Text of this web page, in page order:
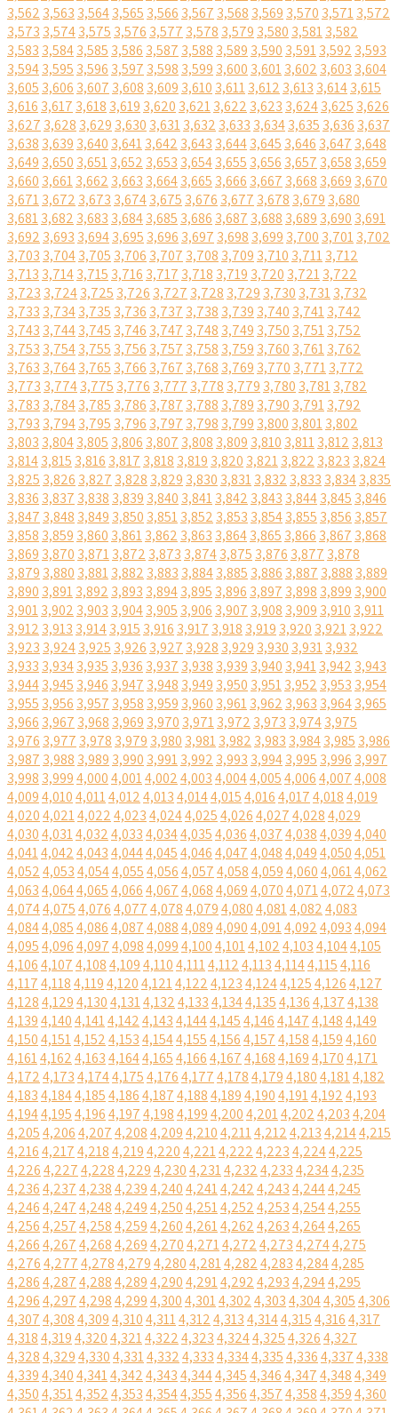
3,562 3,563 3,5643,565 3,566 3,567 3,568 3,569 3,570 3,5713,572
3,573 3,5743,575 3,576 3,577 3,578 3,579 3,580 3,5813,582
3,583 3,5843,585 3,586 3,587 3,588 3,589 3,590 3,5913,592 3,593
3,5943,595 3,596 3,597 3,598 3,599 3,600 3,6013,602 3,603 3,604
3,605 3,606 3,607 3,608 3,609 3,610 3,6113,612 3,613 3,6143,615
3,616 3,617 3,618 3,619 3,620 3,6213,622 3,623 3,6243,625 3,626
3,627 3,628 3,629 3,630 3,6313,632 3,633 3,6343,635 3,636 3,637
3,638 3,639 3,640 3,6413,642 3,643 3,6443,645 3,646 3,647 3,648
3,649 3,650 3,6513,652 3,653 3,6543,655 3,656 3,657 3,658 3,659
3,660 3,6613,662 3,663 3,6643,665 3,666 3,667 3,668 3,669 3,670
3,6713,672 3,673 3,6743,675 3,676 3,677 3,678 3,679 3,680
3,6813,682 3,683 3,6843,685 3,686 3,687 3,688 3,689 3,690 3,691
3,692 3,693 3,6943,695 3,696 3,697 3,698 3,699 3,700 3,7013,702
3,703 3,7043,705 3,706 3,707 3,708 3,709 3,710 3,7113,712
3,713 3,7143,715 3,716 3,717 3,718 3,719 3,720 3,7213,722
3,723 3,7243,725 3,726 3,727 3,728 3,729 3,730 3,7313,732
3,733 3,7343,735 3,736 3,737 3,738 3,739 3,740 3,7413,742
3,743 3,7443,745 3,746 3,747 3,748 3,749 3,750 3,7513,752
3,753 3,7543,755 3,756 3,757 3,758 3,759 3,760 3,7613,762
3,763 3,7643,765 3,766 3,767 3,768 3,769 3,770 3,7713,772
3,773 3,7743,775 3,776 3,777 3,778 3,779 3,780 3,7813,782
3,783 3,7843,785 3,786 3,787 3,788 3,789 3,790 3,7913,792
3,793 3,7943,795 3,796 3,797 3,798 3,799 3,800 3,8013,802
3,803 3,8043,805 3,806 3,807 3,808 3,809 3,810 3,8113,812 3,813
3,8143,815 3,816 3,817 3,818 3,819 3,820 3,8213,822 3,823 3,824
3,825 3,826 3,827 3,828 3,829 3,830 3,8313,832 3,833 3,8343,835
3,836 3,837 3,838 3,839 3,840 3,8413,842 3,843 3,8443,845 3,846
3,847 3,848 3,849 3,850 3,8513,852 3,853 3,8543,855 3,856 3,857
3,858 3,859 3,860 3,8613,862 3,863 3,8643,865 3,866 3,867 3,868
3,869 3,870 3,8713,872 3,873 3,8743,875 3,876 3,877 3,878
3,879 3,880 3,8813,882 3,883 3,8843,885 3,886 3,887 3,888 3,889
3,890 3,8913,892 3,893 3,8943,895 3,896 3,897 3,898 3,899 3,900
3,9013,902 3,903 3,9043,905 3,906 3,907 3,908 3,909 3,910 3,911
3,912 3,913 3,9143,915 3,916 3,917 3,918 3,919 3,920 3,9213,922
3,923 3,9243,925 3,926 3,927 3,928 3,929 3,930 3,9313,932
3,933 3,9343,935 3,936 3,937 3,938 3,939 3,940 3,9413,942 3,943
3,9443,945 3,946 3,947 3,948 3,949 3,950 3,9513,952 3,953 3,954
3,955 3,956 3,957 3,958 3,959 3,960 3,9613,962 3,963 3,9643,965
3,966 3,967 3,968 3,969 3,970 3,9713,972 3,973 3,9743,975
3,976 3,977 3,978 3,979 3,980 3,9813,982 3,983 3,9843,985 3,986
3,987 3,988 3,989 3,990 3,9913,992 3,993 3,9943,995 3,996 3,997
3,998 3,9994,0004,0014,0024,0034,0044,0054,0064,0074,008
4,0094,0104,0114,0124,0134,0144,0154,0164,0174,0184,019
4,0204,0214,0224,0234,0244,0254,0264,0274,0284,029
4,0304,0314,0324,0334,0344,0354,0364,0374,0384,0394,040
4,0414,0424,0434,0444,0454,0464,0474,0484,0494,0504,051
4,0524,0534,0544,0554,0564,0574,0584,0594,0604,0614,062
4,0634,0644,0654,0664,0674,0684,0694,0704,0714,0724,073
4,0744,0754,0764,0774,0784,0794,0804,0814,0824,083
4,0844,0854,0864,0874,0884,0894,0904,0914,0924,0934,094
4,0954,0964,0974,0984,0994,1004,1014,1024,1034,1044,105
4,1064,1074,1084,1094,1104,1114,1124,1134,1144,1154,116
4,1174,1184,1194,1204,1214,1224,1234,1244,1254,1264,127
4,1284,1294,1304,1314,1324,1334,1344,1354,1364,1374,138
4,1394,1404,1414,1424,1434,1444,1454,1464,1474,1484,149
4,1504,1514,1524,1534,1544,1554,1564,1574,1584,1594,160
4,1614,1624,1634,1644,1654,1664,1674,1684,1694,1704,171
4,1724,1734,1744,1754,1764,1774,1784,1794,1804,1814,182
4,1834,1844,1854,1864,1874,1884,1894,1904,1914,1924,193
4,1944,1954,1964,1974,1984,1994,2004,2014,2024,2034,204
4,2054,2064,2074,2084,2094,2104,2114,2124,2134,2144,215
4,2164,2174,2184,2194,2204,2214,2224,2234,2244,225
4,2264,2274,2284,2294,2304,2314,2324,2334,2344,235
4,2364,2374,2384,2394,2404,2414,2424,2434,2444,245
4,2464,2474,2484,2494,2504,2514,2524,2534,2544,255
4,2564,2574,2584,2594,2604,2614,2624,2634,2644,265
4,2664,2674,2684,2694,2704,2714,2724,2734,2744,275
4,2764,2774,2784,2794,2804,2814,2824,2834,2844,285
4,2864,2874,2884,2894,2904,2914,2924,2934,2944,295
4,2964,2974,2984,2994,3004,3014,3024,3034,3044,3054,306
4,3074,3084,3094,3104,3114,3124,3134,3144,3154,3164,317
4,3184,3194,3204,3214,3224,3234,3244,3254,3264,327
4,3284,3294,3304,3314,3324,3334,3344,3354,3364,3374,338
4,3394,3404,3414,3424,3434,3444,3454,3464,3474,3484,349
4,3504,3514,3524,3534,3544,3554,3564,3574,3584,3594,360